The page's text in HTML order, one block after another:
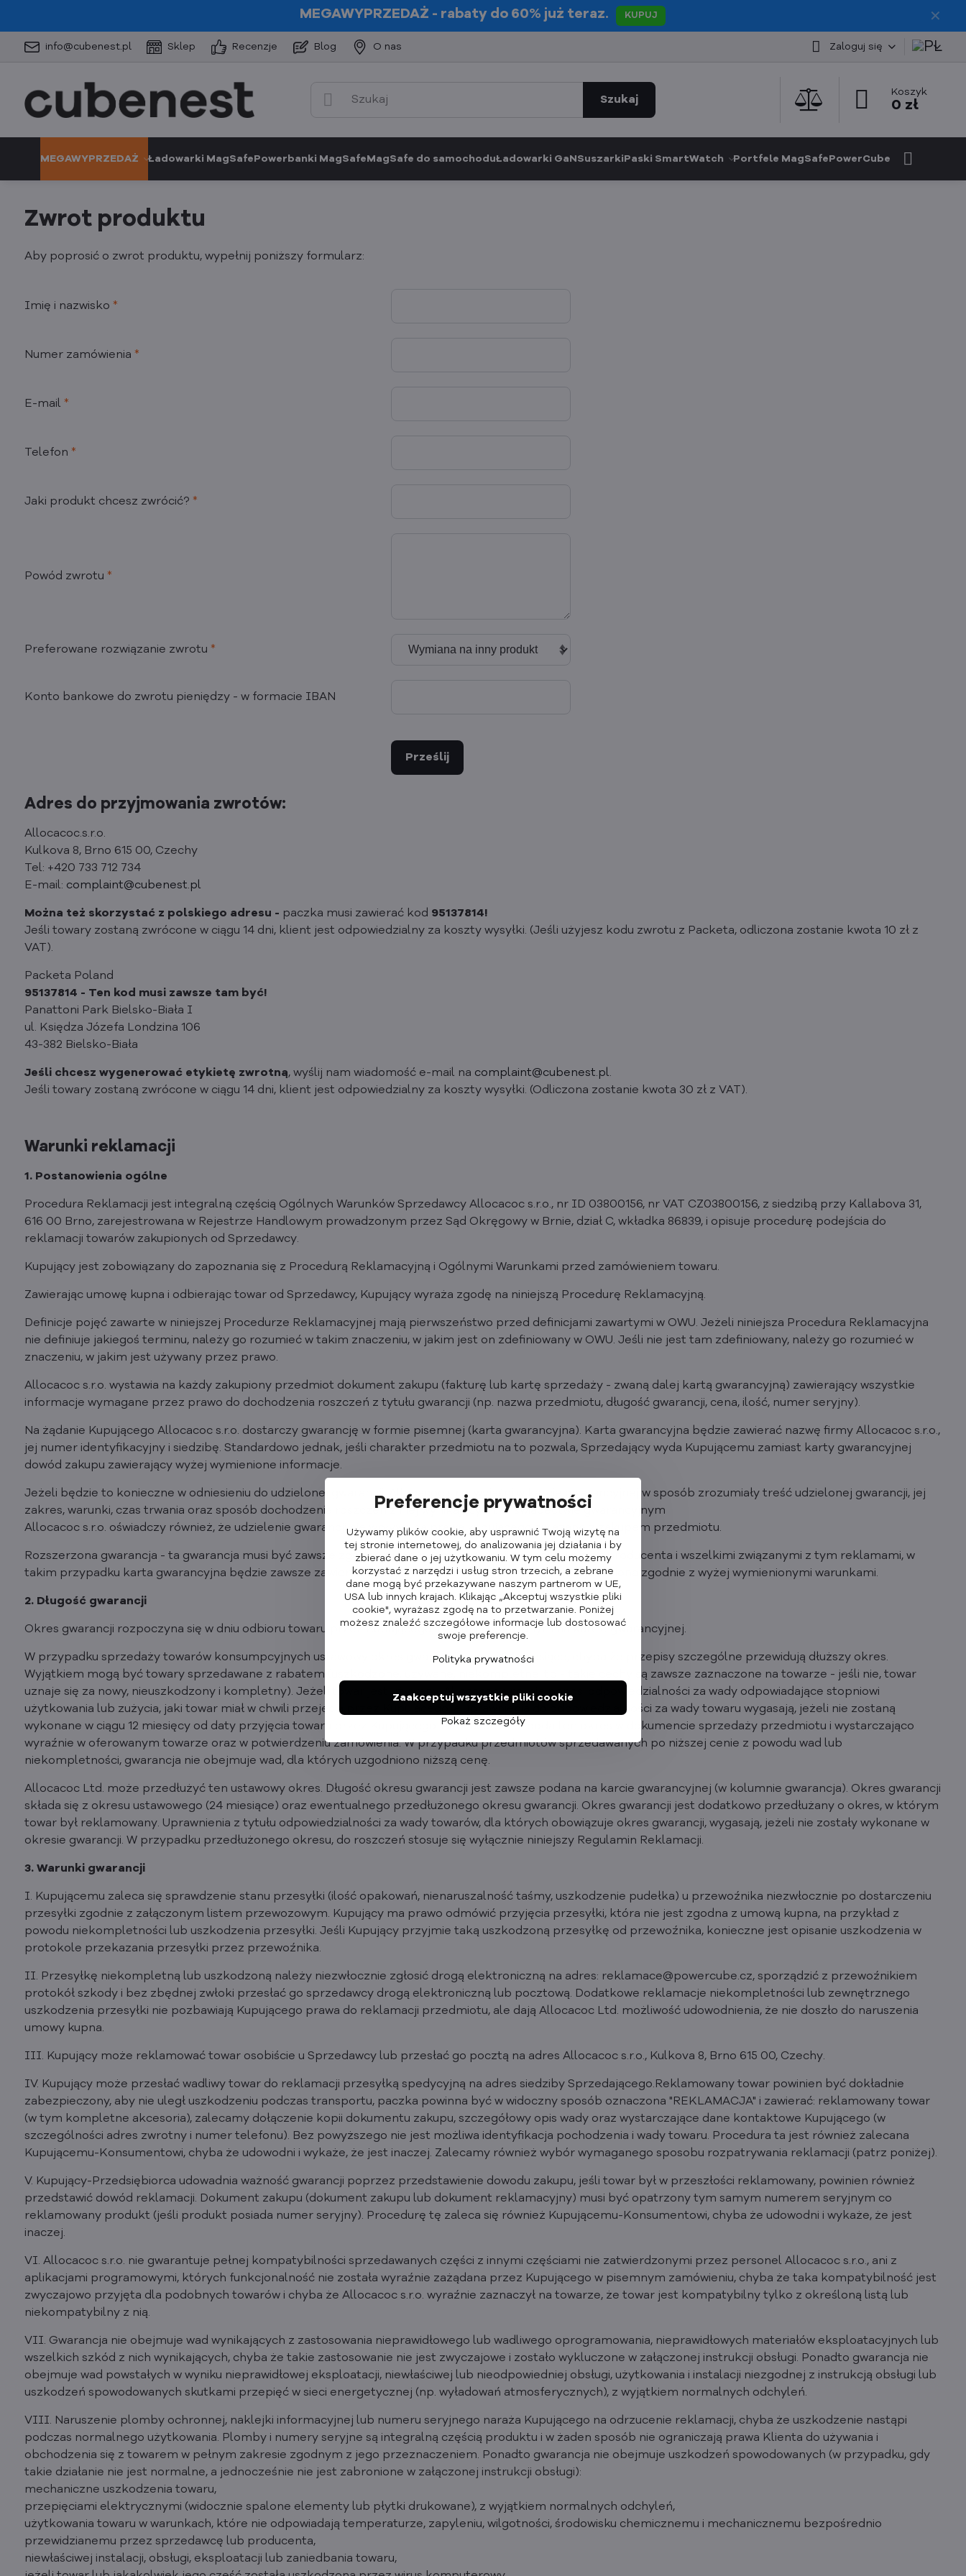
✕
MEGAWYPRZEDAŻ - rabaty do 60% już teraz. KUPUJ
info@cubenest.pl Sklep Recenzje Blog O nas Zaloguj się
Szukaj
Koszyk
0 zł
MEGAWYPRZEDAŻ Ładowarki MagSafe Powerbanki MagSafe MagSafe do samochoduŁadowarki GaN Suszarki Paski SmartWatch Portfele MagSafe PowerCube
Zwrot produktu
Aby poprosić o zwrot produktu, wypełnij poniższy formularz:
Imię i nazwisko *
Numer zamówienia *
E-mail *
Telefon *
Jaki produkt chcesz zwrócić? *
Powód zwrotu *
Preferowane rozwiązanie zwrotu *
Konto bankowe do zwrotu pieniędzy - w formacie IBAN
Prześlij
Adres do przyjmowania zwrotów:
Allocacoc.s.r.o.
Kulkova 8, Brno 615 00, Czechy
Tel: +420 733 712 734
E-mail: complaint@cubenest.pl
Można też skorzystać z polskiego adresu - paczka musi zawierać kod 95137814!
Jeśli towary zostaną zwrócone w ciągu 14 dni, klient jest odpowiedzialny za koszty wysyłki. (Jeśli użyjesz kodu zwrotu z Packeta, odliczona zostanie kwota 10 zł z
VAT).
Packeta Poland
95137814 - Ten kod musi zawsze tam być!
Panattoni Park Bielsko-Biała I
ul. Księdza Józefa Londzina 106
43-382 Bielsko-Biała
Jeśli chcesz wygenerować etykietę zwrotną, wyślij nam wiadomość e-mail na complaint@cubenest.pl.
Jeśli towary zostaną zwrócone w ciągu 14 dni, klient jest odpowiedzialny za koszty wysyłki. (Odliczona zostanie kwota 30 zł z VAT).
Warunki reklamacji
1. Postanowienia ogólne
Procedura Reklamacji jest integralną częścią Ogólnych Warunków Sprzedawcy Allocacoc s.r.o., nr ID 03800156, nr VAT CZ03800156, z siedzibą przy Kallabova 31,
616 00 Brno, zarejestrowana w Rejestrze Handlowym prowadzonym przez Sąd Okręgowy w Brnie, dział C, wkładka 86839, i opisuje procedurę podejścia do
reklamacji towarów zakupionych od Sprzedawcy.
Kupujący jest zobowiązany do zapoznania się z Procedurą Reklamacyjną i Ogólnymi Warunkami przed zamówieniem towaru.
Zawierając umowę kupna i odbierając towar od Sprzedawcy, Kupujący wyraża zgodę na niniejszą Procedurę Reklamacyjną.
Definicje pojęć zawarte w niniejszej Procedurze Reklamacyjnej mają pierwszeństwo przed definicjami zawartymi w OWU. Jeżeli niniejsza Procedura Reklamacyjna
nie definiuje jakiegoś terminu, należy go rozumieć w takim znaczeniu, w jakim jest on zdefiniowany w OWU. Jeśli nie jest tam zdefiniowany, należy go rozumieć w
znaczeniu, w jakim jest używany przez prawo.
Allocacoc s.r.o. wystawia na każdy zakupiony przedmiot dokument zakupu (fakturę lub kartę sprzedaży - zwaną dalej kartą gwarancyjną) zawierający wszystkie
informacje wymagane przez prawo do dochodzenia roszczeń z tytułu gwarancji (np. nazwa przedmiotu, długość gwarancji, cena, ilość, numer seryjny).
Na żądanie Kupującego Allocacoc s.r.o. dostarczy gwarancję w formie pisemnej (karta gwarancyjna). Karta gwarancyjna będzie zawierać nazwę firmy Allocacoc s.r.o.,
jej numer identyfikacyjny i siedzibę. Standardowo jednak, jeśli charakter przedmiotu na to pozwala, Sprzedający wyda Kupującemu zamiast karty gwarancyjnej
dowód zakupu zawierający wyżej wymienione informacje.
Jeżeli będzie to konieczne w odniesieniu do udzielonej gwarancji, Allocacoc s.r.o. wyjaśni w karcie gwarancyjnej w sposób zrozumiały treść udzielonej gwarancji, jej
zakres, warunki, czas trwania oraz sposób dochodzenia roszczeń z niej wynikających. W świadectwie gwarancyjnym
Allocacoc s.r.o. oświadczy również, że udzielenie gwarancji nie wpływa na prawa kupującego związane z zakupem przedmiotu.
Rozszerzona gwarancja - ta gwarancja musi być zawsze zgodna z warunkami gwarancji podanymi przez producenta i wszelkimi związanymi z tym reklamami, w
takim przypadku karta gwarancyjna będzie zawsze zawierać wyżej wymienione elementy i będzie wystawiona zgodnie z wyżej wymienionymi warunkami.
2. Długość gwarancji
Okres gwarancji rozpoczyna się w dniu odbioru towaru przez Kupującego, tj. w dniu wskazanym na karcie gwarancyjnej.
W przypadku sprzedaży towarów konsumpcyjnych ustawowy okres gwarancji wynosi 24 miesiące, chyba że przepisy szczególne przewidują dłuższy okres.
Wyjątkiem mogą być towary sprzedawane z rabatem (uszkodzone, używane, niekompletne itp - takie cechy są zawsze zaznaczone na towarze - jeśli nie, towar
uznaje się za nowy, nieuszkodzony i kompletny). Jeżeli towar jest używany, Allocacoc s.r.o. nie ponosi odpowiedzialności za wady odpowiadające stopniowi
użytkowania lub zużycia, jaki towar miał w chwili przejęcia przez Kupującego, a uprawnienia do odpowiedzialności za wady towaru wygasają, jeżeli nie zostaną
wykonane w ciągu 12 miesięcy od daty przyjęcia towaru przez Kupującego. Allocacoc s.r.o. poda ten okres w dokumencie sprzedaży przedmiotu i wystarczająco
wyraźnie w oferowanym towarze oraz w potwierdzeniu zamówienia. W przypadku przedmiotów sprzedawanych po niższej cenie z powodu wad lub
niekompletności, gwarancja nie obejmuje wad, dla których uzgodniono niższą cenę.
Allocacoc Ltd. może przedłużyć ten ustawowy okres. Długość okresu gwarancji jest zawsze podana na karcie gwarancyjnej (w kolumnie gwarancja). Okres gwarancji
składa się z okresu ustawowego (24 miesiące) oraz ewentualnego przedłużonego okresu gwarancji. Okres gwarancji jest dodatkowo przedłużany o okres, w którym
towar był reklamowany. Uprawnienia z tytułu odpowiedzialności za wady towarów, dla których obowiązuje okres gwarancji, wygasają, jeżeli nie zostały wykonane w
okresie gwarancji. W przypadku przedłużonego okresu, do roszczeń stosuje się wyłącznie niniejszy Regulamin Reklamacji.
3. Warunki gwarancji
I. Kupującemu zaleca się sprawdzenie stanu przesyłki (ilość opakowań, nienaruszalność taśmy, uszkodzenie pudełka) u przewoźnika niezwłocznie po dostarczeniu
przesyłki zgodnie z załączonym listem przewozowym. Kupujący ma prawo odmówić przyjęcia przesyłki, która nie jest zgodna z umową kupna, na przykład z
powodu niekompletności lub uszkodzenia przesyłki. Jeśli Kupujący przyjmie taką uszkodzoną przesyłkę od przewoźnika, konieczne jest opisanie uszkodzenia w
protokole przekazania przesyłki przez przewoźnika.
II. Przesyłkę niekompletną lub uszkodzoną należy niezwłocznie zgłosić drogą elektroniczną na adres: reklamace@powercube.cz, sporządzić z przewoźnikiem
protokół szkody i bez zbędnej zwłoki przesłać go sprzedawcy drogą elektroniczną lub pocztową. Dodatkowe reklamacje niekompletności lub zewnętrznego
uszkodzenia przesyłki nie pozbawiają Kupującego prawa do reklamacji przedmiotu, ale dają Allocacoc Ltd. możliwość udowodnienia, że nie doszło do naruszenia
umowy kupna.
III. Kupujący może reklamować towar osobiście u Sprzedawcy lub przesłać go pocztą na adres Allocacoc s.r.o., Kulkova 8, Brno 615 00, Czechy.
IV. Kupujący może przesłać wadliwy towar do reklamacji przesyłką spedycyjną na adres siedziby Sprzedającego.Reklamowany towar powinien być dokładnie
zabezpieczony, aby nie uległ uszkodzeniu podczas transportu, paczka powinna być w widoczny sposób oznaczona "REKLAMACJA" i zawierać: reklamowany towar
(w tym kompletne akcesoria), zalecamy dołączenie kopii dokumentu zakupu, szczegółowy opis wady oraz wystarczające dane kontaktowe Kupującego (w
szczególności adres zwrotny i numer telefonu). Bez powyższego nie jest możliwa identyfikacja pochodzenia i wady towaru. Procedura ta jest również zalecana
Kupującemu-Konsumentowi, chyba że udowodni i wykaże, że jest inaczej. Zalecamy również wybór wymaganego sposobu rozpatrywania reklamacji (patrz poniżej).
V. Kupujący-Przedsiębiorca udowadnia ważność gwarancji poprzez przedstawienie dowodu zakupu, jeśli towar był w przeszłości reklamowany, powinien również
przedstawić dowód reklamacji. Dokument zakupu (dokument zakupu lub dokument reklamacyjny) musi być opatrzony tym samym numerem seryjnym co
reklamowany produkt (jeśli produkt posiada numer seryjny). Procedurę tę zaleca się również Kupującemu-Konsumentowi, chyba że udowodni i wykaże, że jest
inaczej.
VI. Allocacoc s.r.o. nie gwarantuje pełnej kompatybilności sprzedawanych części z innymi częściami nie zatwierdzonymi przez personel Allocacoc s.r.o., ani z
aplikacjami programowymi, których funkcjonalność nie została wyraźnie zażądana przez Kupującego w pisemnym zamówieniu, chyba że taka kompatybilność jest
zwyczajowo przyjęta dla podobnych towarów i chyba że Allocacoc s.r.o. wyraźnie zaznaczył na towarze, że towar jest kompatybilny tylko z określoną listą lub
niekompatybilny z nią.
VII. Gwarancja nie obejmuje wad wynikających z zastosowania nieprawidłowego lub wadliwego oprogramowania, nieprawidłowych materiałów eksploatacyjnych lub
wszelkich szkód z nich wynikających, chyba że takie zastosowanie nie jest zwyczajowe i zostało wykluczone w załączonej instrukcji obsługi. Ponadto gwarancja nie
obejmuje wad powstałych w wyniku nieprawidłowej eksploatacji, niewłaściwej lub nieodpowiedniej obsługi, użytkowania i instalacji niezgodnej z instrukcją obsługi lub
uszkodzeń spowodowanych skutkami przepięć w sieci energetycznej (np. wyładowań atmosferycznych), z wyjątkiem normalnych odchyleń.
VIII. Naruszenie plomby ochronnej, naklejki informacyjnej lub numeru seryjnego naraża Kupującego na odrzucenie reklamacji, chyba że uszkodzenie nastąpi
podczas normalnego użytkowania. Plomby i numery seryjne są integralną częścią produktu i w żaden sposób nie ograniczają prawa Klienta do używania i
obchodzenia się z towarem w pełnym zakresie zgodnym z jego przeznaczeniem. Ponadto gwarancja nie obejmuje uszkodzeń spowodowanych (w przypadku, gdy
takie działanie nie jest normalne, a jednocześnie nie jest zabronione w załączonej instrukcji obsługi):
mechaniczne uszkodzenia towaru,
przepięciami elektrycznymi (widocznie spalone elementy lub płytki drukowane), z wyjątkiem normalnych odchyleń,
użytkowania towaru w warunkach, które nie odpowiadają temperaturze, zapyleniu, wilgotności, środowisku chemicznemu i mechanicznemu bezpośrednio
przewidzianemu przez sprzedawcę lub producenta,
niewłaściwej instalacji, obsługi, eksploatacji lub zaniedbania towaru,
Preferencje prywatności
Używamy plików cookie, aby usprawnić Twoją wizytę na
tej stronie internetowej, do analizowania jej działania i by
zbierać dane o jej użytkowaniu. W tym celu możemy
korzystać z narzędzi i usług stron trzecich, a zebrane
dane mogą być przekazywane naszym partnerom w UE,
USA lub innych krajach. Klikając „Akceptuj wszystkie pliki
cookie", wyrażasz zgodę na to przetwarzanie. Poniżej
możesz znaleźć szczegółowe informacje lub dostosować
swoje preferencje.
Polityka prywatności
Pokaż szczegóły
Zaakceptuj wszystkie pliki cookie